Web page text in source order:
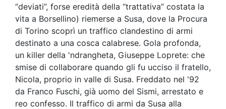
“deviati”, forse eredità della “trattativa” costata la
vita a Borsellino) riemerse a Susa, dove la Procura
di Torino scoprì un traffico clandestino di armi
destinato a una cosca calabrese. Gola profonda,
un killer della 'ndrangheta, Giuseppe Loprete: che
smise di collaborare quando gli fu ucciso il fratello,
Nicola, proprio in valle di Susa. Freddato nel '92
da Franco Fuschi, già uomo del Sismi, arrestato e
reo confesso. Il traffico di armi da Susa alla